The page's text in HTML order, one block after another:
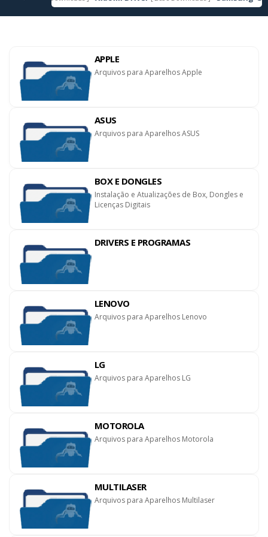
APPLE
Arquivos para Aparelhos Apple
ASUS
Arquivos para Aparelhos ASUS
BOX E DONGLES
Instalação e Atualizações de Box, Dongles e
Licenças Digitais
DRIVERS E PROGRAMAS
LENOVO
Arquivos para Aparelhos Lenovo
LG
Arquivos para Aparelhos LG
MOTOROLA
Arquivos para Aparelhos Motorola
MULTILASER
Arquivos para Aparelhos Multilaser